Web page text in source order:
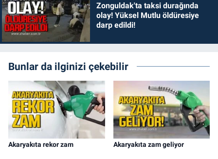
Zonguldak'ta taksi durağında
olay! Yüksel Mutlu öldüresiye
darp edildi!
Bunlar da ilginizi çekebilir
Akaryakıta rekor zam Akaryakıta zam geliyor